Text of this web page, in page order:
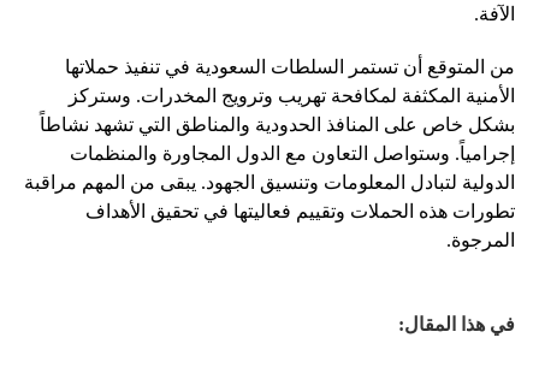
الآفة.
من المتوقع أن تستمر السلطات السعودية في تنفيذ حملاتها
الأمنية المكثفة لمكافحة تهريب وترويج المخدرات. وستركز
بشكل خاص على المنافذ الحدودية والمناطق التي تشهد نشاطاً
إجرامياً. وستواصل التعاون مع الدول المجاورة والمنظمات
الدولية لتبادل المعلومات وتنسيق الجهود. يبقى من المهم مراقبة
تطورات هذه الحملات وتقييم فعاليتها في تحقيق الأهداف
المرجوة.
في هذا المقال: